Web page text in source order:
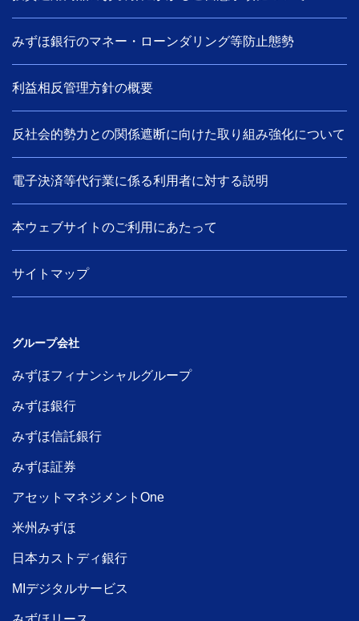
みずほ銀行のマネー・ローンダリング等防止態勢
利益相反管理方針の概要
反社会的勢力との関係遮断に向けた取り組み強化について
電子決済等代行業に係る利用者に対する説明
本ウェブサイトのご利用にあたって
サイトマップ
グループ会社
みずほフィナンシャルグループ
みずほ銀行
みずほ信託銀行
みずほ証券
アセットマネジメントOne
米州みずほ
日本カストディ銀行
MIデジタルサービス